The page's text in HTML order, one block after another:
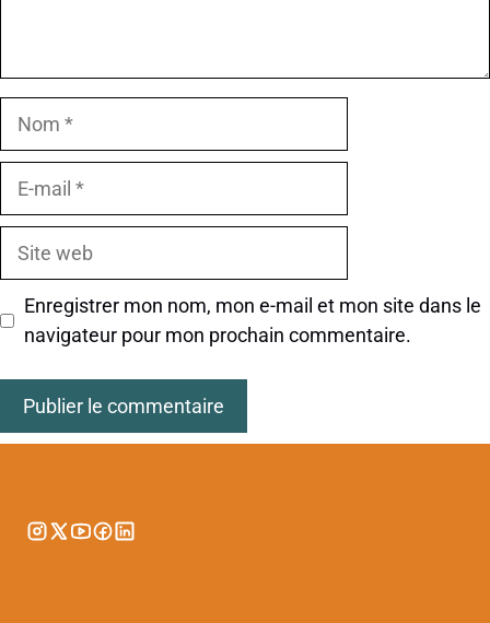
Nom
Site
Enregistrer mon nom, mon e-mail et mon site dans le
navigateur pour mon prochain commentaire.